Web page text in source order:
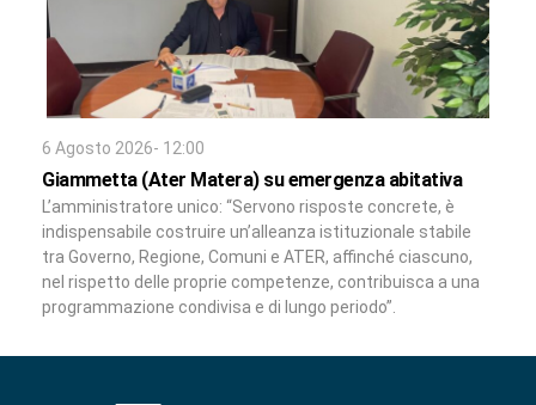
6 Agosto 2026- 12:00
Giammetta (Ater Matera) su emergenza abitativa
L’amministratore unico: “Servono risposte concrete, è
indispensabile costruire un’alleanza istituzionale stabile
tra Governo, Regione, Comuni e ATER, affinché ciascuno,
nel rispetto delle proprie competenze, contribuisca a una
programmazione condivisa e di lungo periodo”.